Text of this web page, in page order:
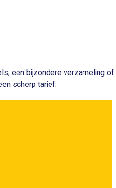
een bijzondere verzameling of
scherp tarief.